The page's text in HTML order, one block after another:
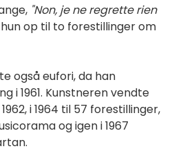
"Non, je ne regrette rien
op til to forestillinger om
også eufori, da han
i 1961. Kunstneren vendte
i 1964 til 57 forestillinger,
og igen i 1967